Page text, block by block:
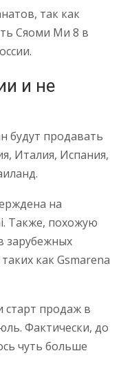
так как
Сяоми Ми 8 в
и не
будут продавать
Италия, Испания,
на
Также, похожую
как Gsmarena
старт продаж в
Фактически, до
чуть больше